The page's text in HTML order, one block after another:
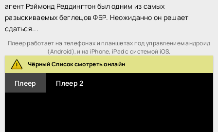
агент Рэймонд Реддингтон был одним из самых
разыскиваемых беглецов ФБР. Неожиданно он решает
сдаться...
Плеер работает на телефонах и планшетах под управлением андроид
(Android), и на iPhone, iPad с системой iOS.
Чёрный Список смотреть онлайн
Плеер Плеер 2